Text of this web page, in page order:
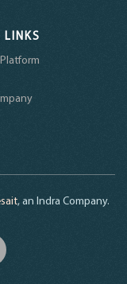
LINKS
, an Indra Company.